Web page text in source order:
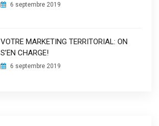
6 septembre 2019
VOTRE MARKETING TERRITORIAL: ON
S’EN CHARGE!
6 septembre 2019